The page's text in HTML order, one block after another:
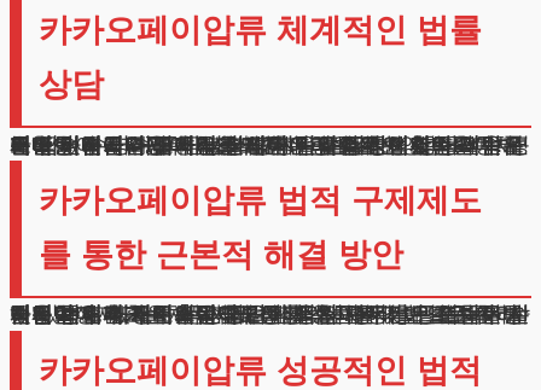
카카오페이압류 체계적인 법률
상담
현대 사회에서 모바일 결제 수단은 일상생활의 필수품이 되었습니다. 특히 카카오페이압류로 인한 어려움은 단순한 지급결제 제한을 넘어 심각한 경제활동 제약으로 이어집니다.
이러한 전자금융 서비스 제한은 일상적인 소비활동부터 급여 수령, 공과금 납부까지 광범위한 영향을 미치게 됩니다.
온라인 지급수단이 제한되면 은행 업무도 제약을 받게 되어 기본적인 금융거래조차 어려워질 수 있습니다.
이는 현금 거래만 가능한 상황을 초래하여 정상적인 경제활동이 거의 불가능한 상태에 이르게 됩니다.
특히 비대면 거래가 일상화된 현재 상황에서는 더욱 큰 불편을 겪을 수밖에 없습니다.
카카오페이압류 법적 구제제도
를 통한 근본적 해결 방안
디지털 결제 서비스가 중단된 상황에서 많은 분들이 사금융이나 추가 대출을 고려하게 됩니다.
하지만 이는 채무 악순환을 더욱 심화시키는 위험한 선택입니다. 카카오페이압류상황의 근본적 해결을 위해서는 법원의 개인회생제도를 활용하는 것이 최선의 방법입니다.
개인회생제도는 채무자의 미래 소득을 기반으로 합리적인 변제계획을 수립하고, 나머지 채무는 면책받을 수 있는 제도적 장치입니다.
이를 통해 채무자는 장기간에 걸쳐 안정적으로 채무를 변제할 수 있으며, 동시에 정상적인 경제활동도 유지할 수 있습니다.
카카오페이압류 성공적인 법적